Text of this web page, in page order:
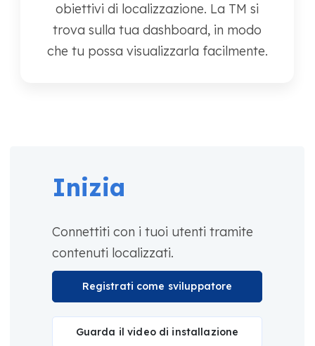
obiettivi di localizzazione. La TM si
trova sulla tua dashboard, in modo
che tu possa visualizzarla facilmente.
Inizia
Connettiti con i tuoi utenti tramite
contenuti localizzati.
Registrati come sviluppatore
Guarda il video di installazione